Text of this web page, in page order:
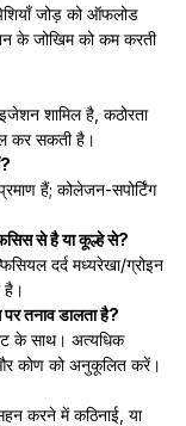
जोड़ को ऑफलोड
के जोखिम को कम करती
शामिल है, कठोरता
कर सकती है।
हैं; कोलेजन-सपोर्टिंग
से है या कूल्हे से?
दर्द मध्यरेखा/ग्रोइन
है।
तनाव डालता है?
के साथ। अत्यधिक
कोण को अनुकूलित करें।
करने में कठिनाई, या